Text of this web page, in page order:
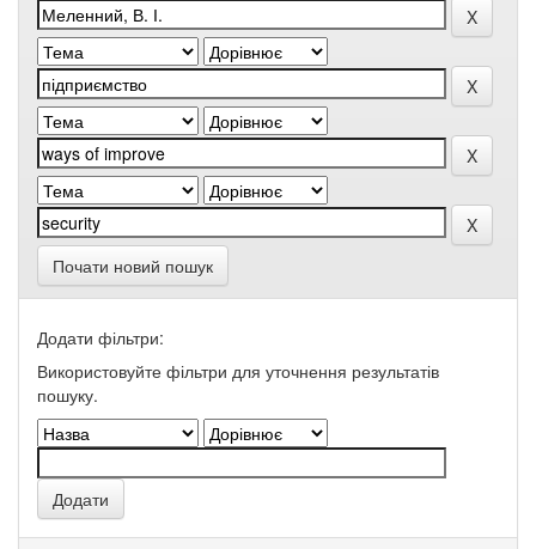
Почати новий пошук
Додати фільтри:
Використовуйте фільтри для уточнення результатів
пошуку.